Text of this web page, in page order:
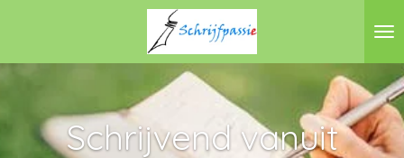
hoofdinhoudSchrijvend vanuit